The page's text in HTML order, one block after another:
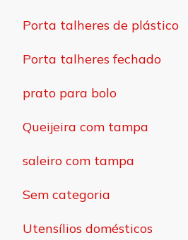
Porta talheres de plástico
Porta talheres fechado
prato para bolo
Queijeira com tampa
saleiro com tampa
Sem categoria
Utensílios domésticos